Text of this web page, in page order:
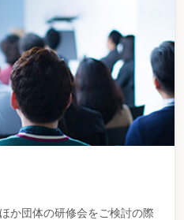
か団体の研修会をご検討の際